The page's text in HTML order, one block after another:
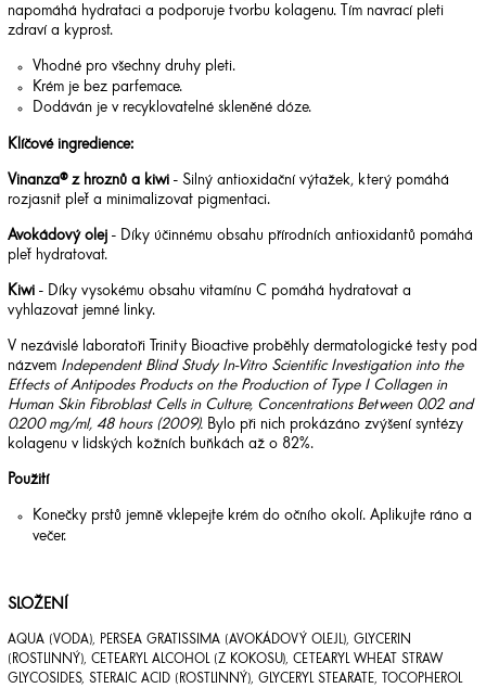
napomáhá hydrataci a podporuje tvorbu kolagenu. Tím navrací pleti
zdraví a kyprost.
Vhodné pro všechny druhy pleti.
Krém je bez parfemace.
Dodáván je v recyklovatelné skleněné dóze.
Klíčové ingredience:
Vinanza® z hroznů a kiwi - Silný antioxidační výtažek, který pomáhá
rozjasnit pleť a minimalizovat pigmentaci.
Avokádový olej - Díky účinnému obsahu přírodních antioxidantů pomáhá
pleť hydratovat.
Kiwi - Díky vysokému obsahu vitamínu C pomáhá hydratovat a
vyhlazovat jemné linky.
V nezávislé laboratoři Trinity Bioactive proběhly dermatologické testy pod
názvem Independent Blind Study In-Vitro Scientific Investigation into the
Effects of Antipodes Products on the Production of Type I Collagen in
Human Skin Fibroblast Cells in Culture, Concentrations Between 0.02 and
0.200 mg/ml, 48 hours (2009). Bylo při nich prokázáno zvýšení syntézy
kolagenu v lidských kožních buňkách až o 82%.
Použití
Konečky prstů jemně vklepejte krém do očního okolí. Aplikujte ráno a
večer.
SLOŽENÍ
AQUA (VODA), PERSEA GRATISSIMA (AVOKÁDOVÝ OLEJL), GLYCERIN
(ROSTLINNÝ), CETEARYL ALCOHOL (Z KOKOSU), CETEARYL WHEAT STRAW
GLYCOSIDES, STERAIC ACID (ROSTLINNÝ), GLYCERYL STEARATE, TOCOPHEROL